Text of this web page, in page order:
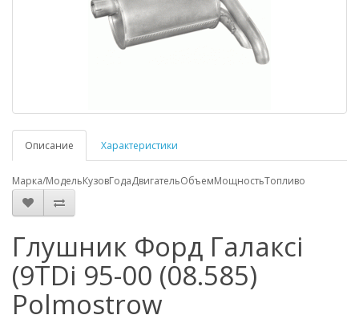
Описание Характеристики
Марка/МодельКузовГодаДвигательОбъемМощностьТопливо
Глушник Форд Галаксі
(9TDi 95-00 (08.585)
Polmostrow